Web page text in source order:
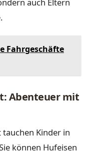
Fahrgeschäfte
Abenteuer mit
Kinder in
können Hufeisen